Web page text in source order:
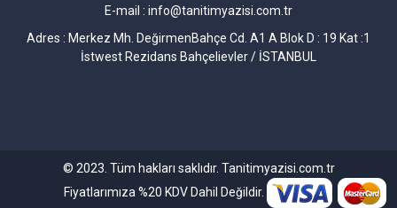
E-mail : info@tanitimyazisi.com.tr
Adres : Merkez Mh. DeğirmenBahçe Cd. A1 A Blok D : 19 Kat :1
İstwest Rezidans Bahçelievler / İSTANBUL
© 2023. Tüm hakları saklıdır. Tanitimyazisi.com.tr
Fiyatlarımıza %20 KDV Dahil Değildir.